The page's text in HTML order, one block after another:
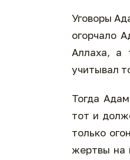
Уговоры
огорчало
Аллаха, а
учитывал
Тогда
тот и
только
жертвы на